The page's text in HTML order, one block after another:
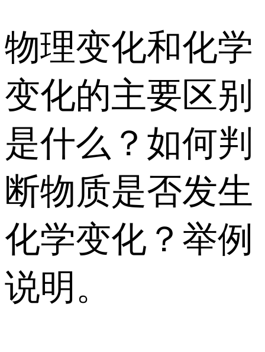
物理变化和化学
变化的主要区别
是什么？如何判
断物质是否发生
化学变化？举例
说明。